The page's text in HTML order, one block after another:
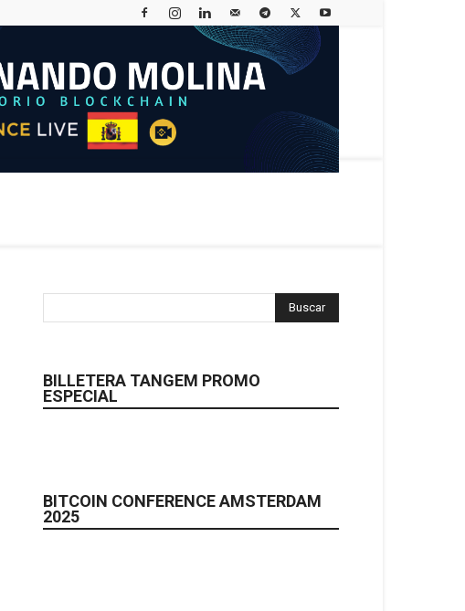
BILLETERA TANGEM PROMO
ESPECIAL
BITCOIN CONFERENCE AMSTERDAM
2025